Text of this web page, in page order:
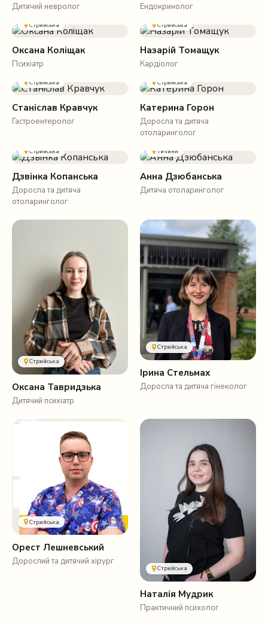
Дитячий невролог Ендокринолог
Стрийська
Оксана Коліщак
Психіатр
Стрийська
Назарій Томащук
Кардіолог
Стрийська
Станіслав Кравчук
Гастроентеролог
Стрийська
Катерина Горон
Доросла та дитяча
отоларинголог
Стрийська
Дзвінка Копанська
Доросла та дитяча
отоларинголог
Тичини
Анна Дзюбанська
Дитяча отоларинголог
Стрийська
Оксана Тавридзька
Дитячий психіатр
Стрийська
Ірина Стельмах
Доросла та дитяча гінеколог
Стрийська
Орест Лешневський
Дорослий та дитячий хірург
Стрийська
Наталія Мудрик
Практичний психолог